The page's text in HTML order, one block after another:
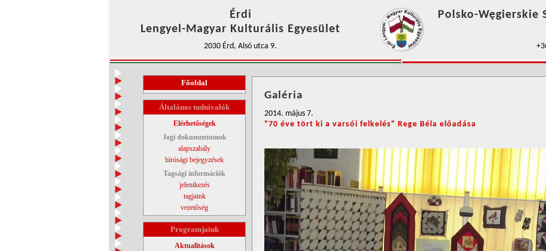
Érdi
Lengyel-Magyar Kulturális Egyesület
2030 Érd, Alsó utca 9.
Polsko-Węgierskie
Főoldal
Általános tudnivalók
Elérhetőségek
Jogi dokumentumok
alapszabály
bírósági bejegyzések
Tagsági információk
jelentkezés
tagjaink
vezetőség
Programjaink
Aktualitások
Galéria
2014. május 7.
"70 éve tört ki a varsói felkelés" Rege Béla előadása